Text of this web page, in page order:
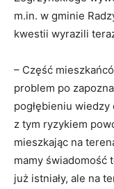
m.in. w gminie
kwestii wyrazili
– Część
problem po
pogłębieniu
z tym ryzykiem
mieszkając na
mamy świadomość
już istniały, ale na